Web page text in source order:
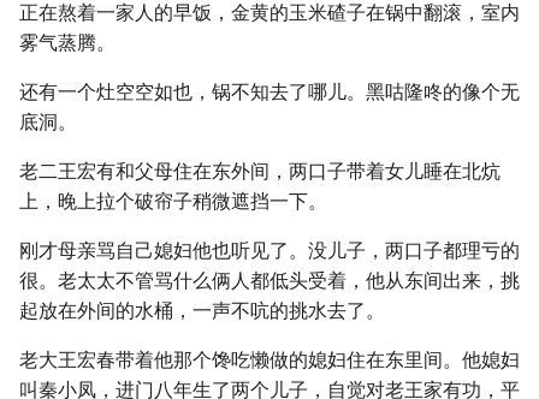
正在熬着一家人的早饭，金黄的玉米碴子在锅中翻滚，室内
雾气蒸腾。
还有一个灶空空如也，锅不知去了哪儿。黑咕隆咚的像个无
底洞。
老二王宏有和父母住在东外间，两口子带着女儿睡在北炕
上，晚上拉个破帘子稍微遮挡一下。
刚才母亲骂自己媳妇他也听见了。没儿子，两口子都理亏的
很。老太太不管骂什么俩人都低头受着，他从东间出来，挑
起放在外间的水桶，一声不吭的挑水去了。
老大王宏春带着他那个馋吃懒做的媳妇住在东里间。他媳妇
叫秦小凤，进门八年生了两个儿子，自觉对老王家有功，平